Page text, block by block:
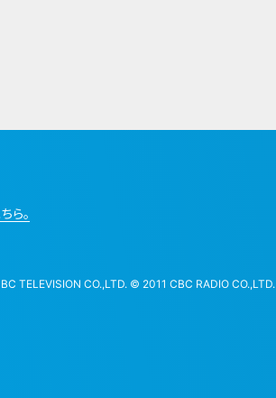
ら。
TELEVISION CO.,LTD. © 2011 CBC RADIO CO.,LTD.